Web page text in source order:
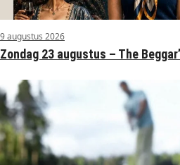
9 augustus 2026
Zondag 23 augustus – The